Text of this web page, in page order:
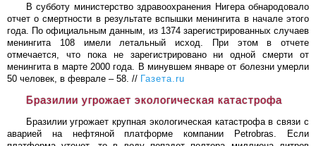
В субботу министерство здравоохранения Нигера обнародовало
отчет о смертности в результате вспышки менингита в начале этого
года. По официальным данным, из 1374 зарегистрированных случаев
менингита 108 имели летальный исход. При этом в отчете
отмечается, что пока не зарегистрировано ни одной смерти от
менингита в марте 2000 года. В минувшем январе от болезни умерли
50 человек, в феврале – 58. // Газета.ru
Бразилии угрожает экологическая катастрофа
Бразилии угрожает крупная экологическая катастрофа в связи с
аварией на нефтяной платформе компании Petrobras. Если